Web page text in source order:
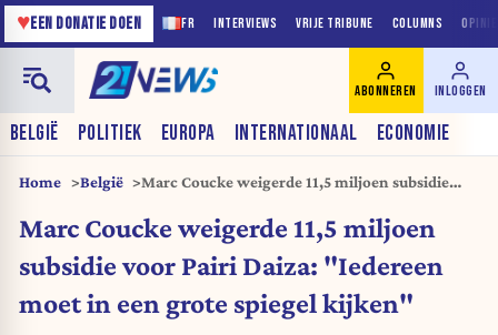
FR INTERVIEWS VRIJE TRIBUNE COLUMNS
♥EEN DONATIE DOEN
BELGIË POLITIEK EUROPA INTERNATIONAAL ECONOMIE
ABONNEREN INLOGGEN
Home België
Marc Coucke weigerde 11,5 miljoen subsidie
spiegel kijken"
Marc Coucke weigerde 11,5 miljoen
subsidie voor Pairi Daiza: "Iedereen
moet in een grote spiegel kijken"